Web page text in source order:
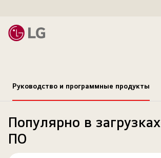
Руководство и программные продукты
Популярно в загрузках
ПО